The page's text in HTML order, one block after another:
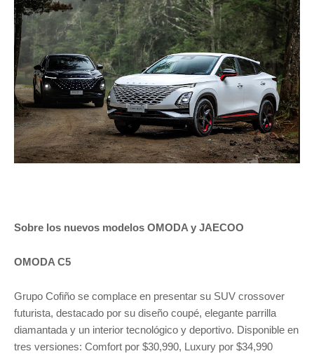
Sobre los nuevos modelos OMODA y JAECOO
OMODA C5
Grupo Cofiño se complace en presentar su SUV crossover
futurista, destacado por su diseño coupé, elegante parrilla
diamantada y un interior tecnológico y deportivo. Disponible en
tres versiones: Comfort por $30,990, Luxury por $34,990